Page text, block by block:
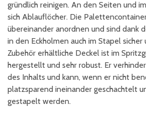
gründlich reinigen. An den Seiten und
sich Ablauflöcher. Die
übereinander anordnen und sind dank
in den Eckholmen auch im Stapel sicher
Zubehör erhältliche Deckel ist im
hergestellt und sehr robust. Er
des Inhalts und kann, wenn er nicht
platzsparend ineinander geschachtelt
gestapelt werden.